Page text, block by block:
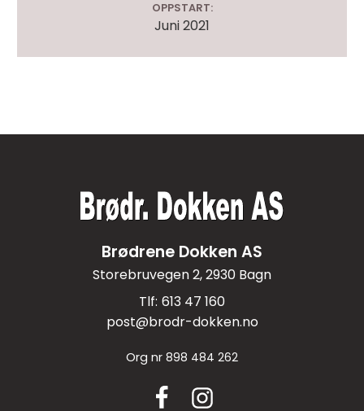
OPPSTART:
Juni 2021
Brødrene Dokken AS
Storebruvegen 2, 2930 Bagn
613 47 160
post@brodr-dokken.no
Org nr 898 484 262